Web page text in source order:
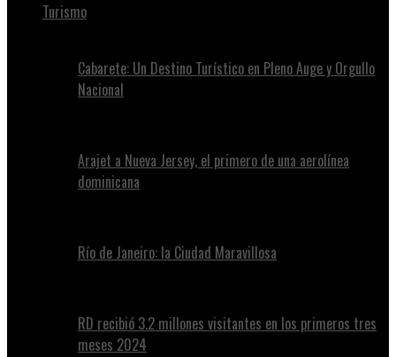
Turismo
Cabarete: Un Destino Turístico en Pleno Auge y Orgullo
Nacional
Arajet a Nueva Jersey, el primero de una aerolínea
dominicana
Río de Janeiro: la Ciudad Maravillosa
RD recibió 3.2 millones visitantes en los primeros tres
meses 2024